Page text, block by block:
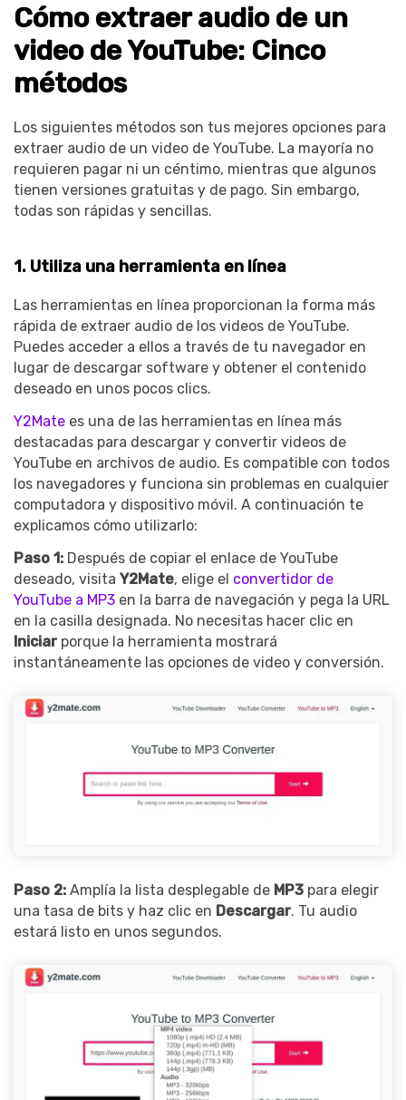
Cómo extraer audio de un
video de YouTube: Cinco
métodos
Los siguientes métodos son tus mejores opciones para
extraer audio de un video de YouTube. La mayoría no
requieren pagar ni un céntimo, mientras que algunos
tienen versiones gratuitas y de pago. Sin embargo,
todas son rápidas y sencillas.
1. Utiliza una herramienta en línea
Las herramientas en línea proporcionan la forma más
rápida de extraer audio de los videos de YouTube.
Puedes acceder a ellos a través de tu navegador en
lugar de descargar software y obtener el contenido
deseado en unos pocos clics.
Y2Mate es una de las herramientas en línea más
destacadas para descargar y convertir videos de
YouTube en archivos de audio. Es compatible con todos
los navegadores y funciona sin problemas en cualquier
computadora y dispositivo móvil. A continuación te
explicamos cómo utilizarlo:
Paso 1: Después de copiar el enlace de YouTube
deseado, visita Y2Mate, elige el convertidor de
YouTube a MP3 en la barra de navegación y pega la URL
en la casilla designada. No necesitas hacer clic en
Iniciarporque la herramienta mostrará
instantáneamente las opciones de video y conversión.
Paso 2: Amplía la lista desplegable de MP3 para elegir
una tasa de bits y haz clic en Descargar. Tu audio
estará listo en unos segundos.